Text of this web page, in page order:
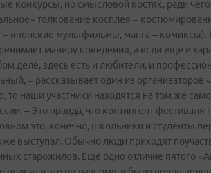
конкурсы, но смысловой костяк, ради чего
толкование косплея –
японские мультфильмы, манга – комиксы).
манеру поведения, а если еще и
деле, здесь есть и любители, и
– рассказывает один из организаторов
то наши участники находятся на том же
– Это правда, что контингент фестиваля
это, конечно, школьники и студенты
выступал. Обычно люди приходят
старожилов. Еще одно отличие пятого